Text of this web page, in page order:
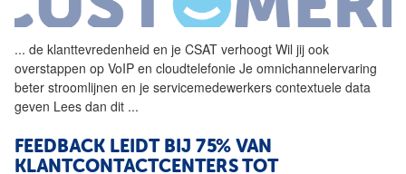
... de klanttevredenheid en je CSAT verhoogt Wil jij ook
overstappen op VoIP en cloudtelefonie Je omnichannelervaring
beter stroomlijnen en je servicemedewerkers contextuele data
geven Lees dan dit ...
FEEDBACK LEIDT BIJ 75% VAN
KLANTCONTACTCENTERS TOT